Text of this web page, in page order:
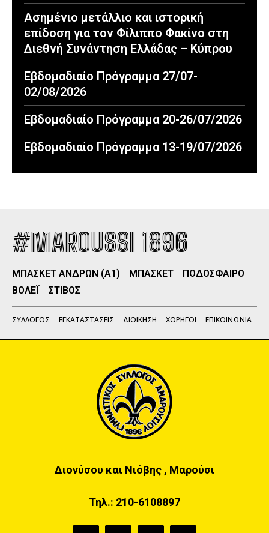
Ασημένιο μετάλλιο και ιστορική
επίδοση για τον Φίλιππο Φακίνο στη
Διεθνή Συνάντηση Ελλάδας – Κύπρου
Εβδομαδιαίο Πρόγραμμα 27/07-
02/08/2026
Εβδομαδιαίο Πρόγραμμα 20-26/07/2026
Εβδομαδιαίο Πρόγραμμα 13-19/07/2026
#MAROUSSI 1896
ΜΠΑΣΚΕΤ ΑΝΔΡΩΝ (Α1) ΜΠΑΣΚΕΤ
ΠΟΔΟΣΦΑΙΡΟ
ΒΟΛΕΪ
ΣΤΙΒΟΣ
ΣΥΛΛΟΓΟΣ ΕΓΚΑΤΑΣΤΑΣΕΙΣ ΔΙΟΙΚΗΣΗ ΧΟΡΗΓΟΙ ΕΠΙΚΟΙΝΩΝΙΑ
Διονύσου και Νιόβης , Μαρούσι
Τηλ.: 210-6108897